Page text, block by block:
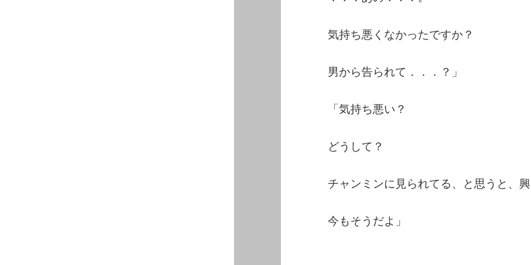
気持ち悪くなかったですか？
男から告られて．．．？」
「気持ち悪い？
どうして？
チャンミンに見られてる、と思うと、興
今もそうだよ」